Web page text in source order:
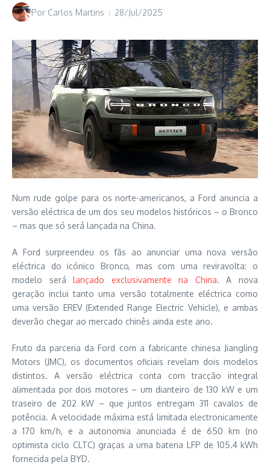
Por Carlos Martins 28/Jul/2025
Num rude golpe para os norte-americanos, a Ford anuncia a
versão eléctrica de um dos seu modelos históricos – o Bronco
– mas que só será lançada na China.
A Ford surpreendeu os fãs ao anunciar uma nova versão
eléctrica do icónico Bronco, mas com uma reviravolta: o
modelo serálançado exclusivamente na China. A nova
geração inclui tanto uma versão totalmente eléctrica como
uma versão EREV (Extended Range Electric Vehicle), e ambas
deverão chegar ao mercado chinês ainda este ano.
Fruto da parceria da Ford com a fabricante chinesa Jiangling
Motors (JMC), os documentos oficiais revelam dois modelos
distintos. A versão eléctrica conta com tracção integral
alimentada por dois motores – um dianteiro de 130 kW e um
traseiro de 202 kW – que juntos entregam 311 cavalos de
potência. A velocidade máxima está limitada electronicamente
a 170 km/h, e a autonomia anunciada é de 650 km (no
optimista ciclo CLTC) graças a uma bateria LFP de 105.4 kWh
fornecida pela BYD.